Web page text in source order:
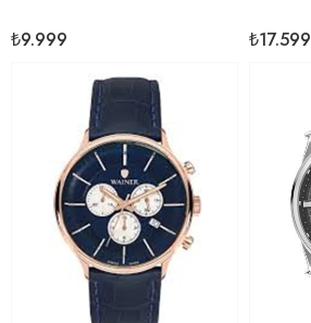
₺9.999 ₺17.599